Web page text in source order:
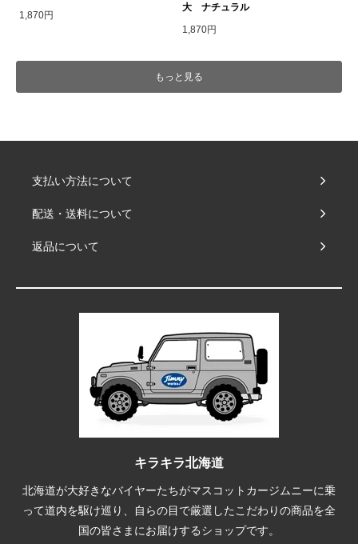
1,870円
大 ナチュラル
1,870円
もっと見る
支払い方法について
配送・送料について
返品について
キラキラ北海道
北海道が大好きなバイヤーたちがマスコットカージムニーに乗
って道内を駆け巡り、自らの目で厳選したこだわりの商品を全
国の皆さまにお届けするショップです。